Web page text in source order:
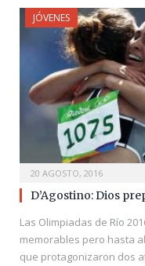
JÓVENES
20 AGOSTO, 2016
D’Agostino: Dios
Las Olimpiadas de Río
memorables pero hasta
que protagonizaron dos